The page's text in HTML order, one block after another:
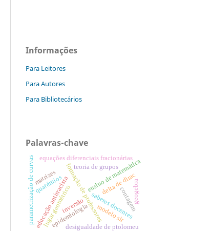
Informações
Para Leitores
Para Autores
Para Bibliotecários
Palavras-chave
formação de professores
educação antirracista ensino de matemática
saberes docentes
equações diferenciais fracionárias
quatérnios
desigualdade de ptolomeu
inversão
lugar geométrico
parametrização de curvas delta de dirac
matrizes
contagem
teoria de grupos
geogebra
epidemiologia modelo sir